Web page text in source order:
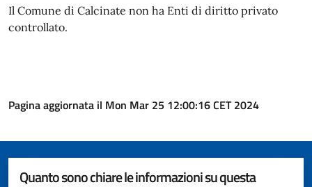
Il Comune di Calcinate non ha Enti di diritto privato
controllato.
Pagina aggiornata il Mon Mar 25 12:00:16 CET 2024
Quanto sono chiare le informazioni su questa